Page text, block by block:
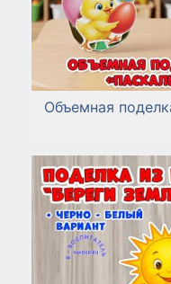
Объемная